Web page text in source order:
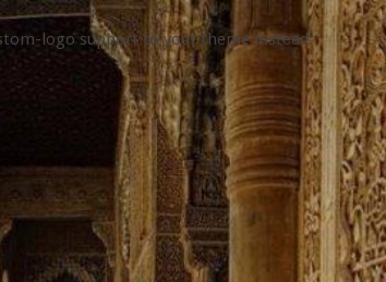
logo support to your theme instead: